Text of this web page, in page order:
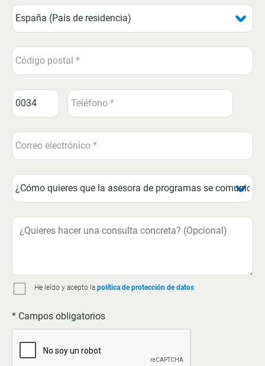
He leído y acepto la política de protección de datos
* Campos obligatorios